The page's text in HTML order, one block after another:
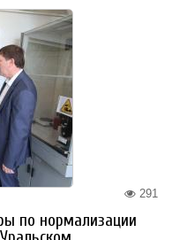
291
по нормализации